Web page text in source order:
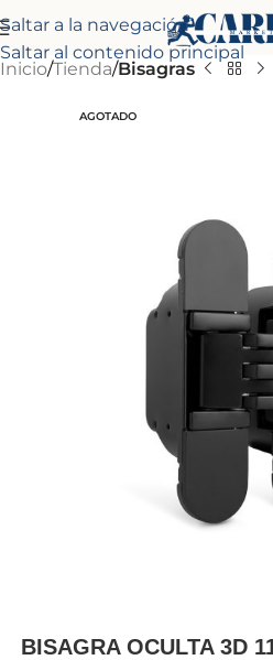
Saltar a la navegación
Saltar al contenido principal
Inicio Tienda Bisagras
AGOTADO
BISAGRA OCULTA 3D